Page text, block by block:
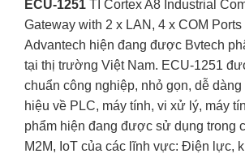
ECU-1251 TI Cortex A8 Industrial
Gateway with 2 x LAN, 4 x COM Ports
Advantech hiện đang được Bvtech
tại thị trường Việt Nam. ECU-1251
chuẩn công nghiệp, nhỏ gọn, dễ
hiệu về PLC, máy tính, vi xử lý, máy
phẩm hiện đang được sử dụng trong
M2M, IoT của các lĩnh vực: Điện lực,